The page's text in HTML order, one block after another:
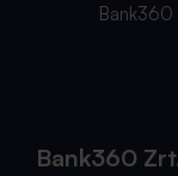
Bank360